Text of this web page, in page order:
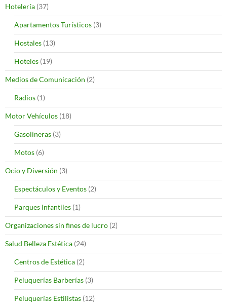
Hotelería (37)
Apartamentos Turísticos (3)
Hostales (13)
Hoteles (19)
Medios de Comunicación (2)
Radios (1)
Motor Vehículos (18)
Gasolineras (3)
Motos (6)
Ocio y Diversión (3)
Espectáculos y Eventos (2)
Parques Infantiles (1)
Organizaciones sin fines de lucro (2)
Salud Belleza Estética (24)
Centros de Estética (2)
Peluquerías Barberías (3)
Peluquerías Estilistas (12)